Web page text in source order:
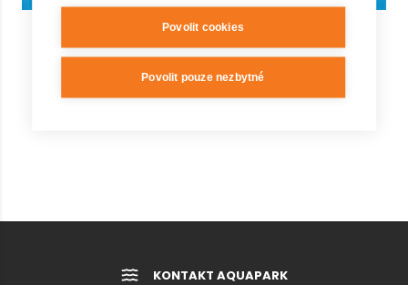
KONTAKT AQUAPARK
Povolit cookies
Povolit pouze nezbytné